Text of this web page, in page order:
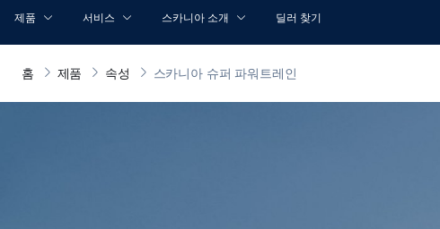
제품 서비스 스카니아 소개 딜러 찾기
홈 제품 속성 스카니아 슈퍼 파워트레인